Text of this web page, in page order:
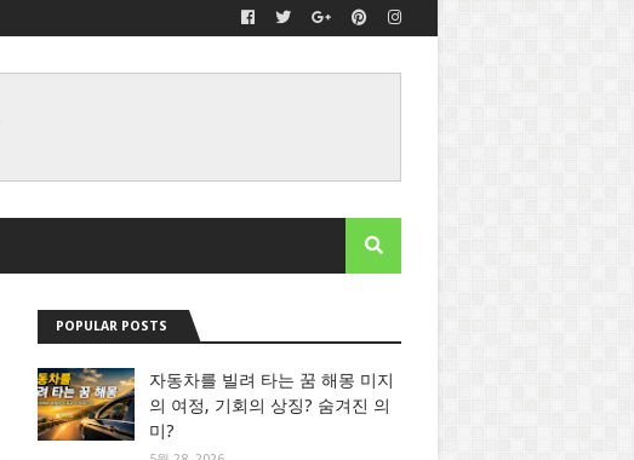
POPULAR POSTS
자동차를 빌려 타는 꿈 해몽 미지
의 여정, 기회의 상징? 숨겨진 의
미?